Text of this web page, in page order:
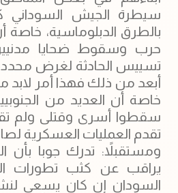
سيطرة الجيش
بالطرق الدبلوماسية،
حرب وسقوط ضحايا مدنيين
تسييس الحادثة لغرض
أبعد من ذلك فهذا أمر لابد
سقطوا أسرى وقتلى ولم
تقدم العمليات العسكرية
ومستقبلاً: تدرك جوبا بأن
يراقب عن كثب تطورات
السودان إن كان يسعى